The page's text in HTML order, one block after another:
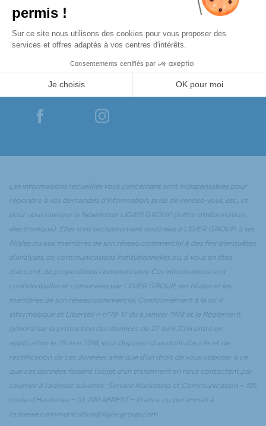
Retrouvez également toute l’actualité de nos marques
sur nos pages de réseaux sociaux
YouTube YouTube
Les informations recueillies vous concernant sont indispensables pour
répondre à vos demandes d’information, prise de rendez-vous, etc., et
pour vous envoyer la Newsletter LIGIER GROUP (lettre d’information
électronique). Elles sont exclusivement destinées à LIGIER GROUP, à ses
filiales ou aux membres de son réseau commercial à des fins d’enquêtes,
d’analyses, de communications institutionnelles ou, si vous en êtes
d’accord, de propositions commerciales. Ces informations sont
confidentielles et conservées par LIGIER GROUP, ses filiales et les
membres de son réseau commercial. Conformément à la loi «
Informatique et Libertés » n°78-17 du 6 janvier 1978 et le Règlement
général sur la protection des données du 27 avril 2016 entré en
application le 25 mai 2018, vous disposez d’un droit d’accès et de
rectification de ces données ainsi que d’un droit de vous opposer à ce
que ces données fassent l’objet d’un traitement en nous contactant par
courrier à l’adresse suivante : Service Marketing et Communication – 105
route d’Hauterive – 03 200 ABREST – France ou par e-mail à
l’adresse communication@ligiergroup.com.